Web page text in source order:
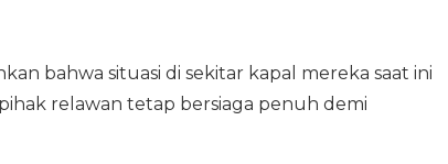
bahwa situasi di sekitar kapal mereka saat ini
relawan tetap bersiaga penuh demi